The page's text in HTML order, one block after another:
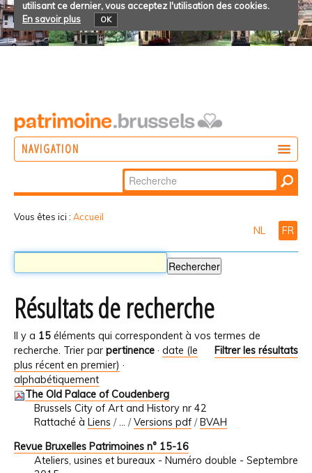
utilisant ce dernier, vous acceptez l'utilisation des cookies.
En savoir plus
OK
NAVIGATION
Chercher par
Recherche
Vous êtes ici : Accueil
NL FR
Résultats de recherche
Il y a 15 éléments qui correspondent à vos termes de
recherche.
Filtrer les résultats
Trier par pertinence · date (le
plus récent en premier) ·
alphabétiquement
The Old Palace of Coudenberg
Brussels City of Art and History nr 42
Rattaché à Liens /… /Versions pdf /BVAH
Revue Bruxelles Patrimoines n° 15-16
Ateliers, usines et bureaux - Numéro double - Septembre